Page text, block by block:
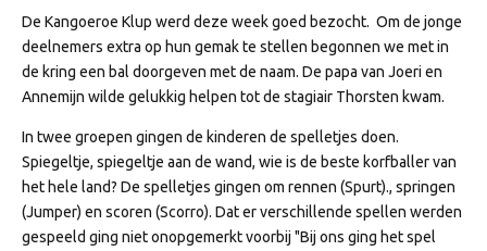
De Kangoeroe Klup werd deze week goed bezocht. Om de jonge
deelnemers extra op hun gemak te stellen begonnen we met in
de kring een bal doorgeven met de naam. De papa van Joeri en
Annemijn wilde gelukkig helpen tot de stagiair Thorsten kwam.
In twee groepen gingen de kinderen de spelletjes doen.
Spiegeltje, spiegeltje aan de wand, wie is de beste korfballer van
het hele land? De spelletjes gingen om rennen (Spurt)., springen
(Jumper) en scoren (Scorro). Dat er verschillende spellen werden
gespeeld ging niet onopgemerkt voorbij "Bij ons ging het spel